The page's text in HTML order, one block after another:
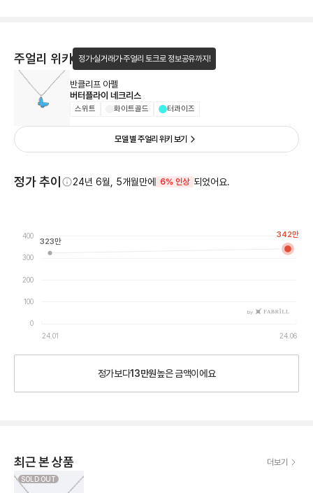
주얼리 위키 정가·실거래가·주얼리 토크로 정보공유까지!
반클리프 아펠
버터플라이 네크리스
스위트 화이트골드 터콰이즈
모델 별 주얼리 위키 보기
정가 추이 24년 6월, 5개월만에 6% 인상 되었어요.
0
100
200
300
400
24.01 24.06
by
323만
342만
정가보다13만원높은금액이에요
최근 본 상품 더보기
SOLD OUT